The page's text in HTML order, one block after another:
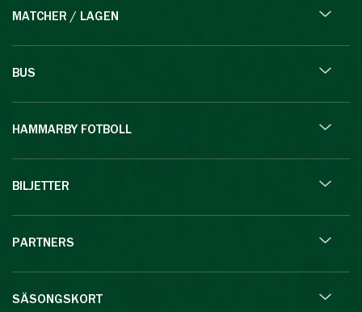
MATCHER / LAGEN
BUS
HAMMARBY FOTBOLL
BILJETTER
PARTNERS
SÄSONGSKORT